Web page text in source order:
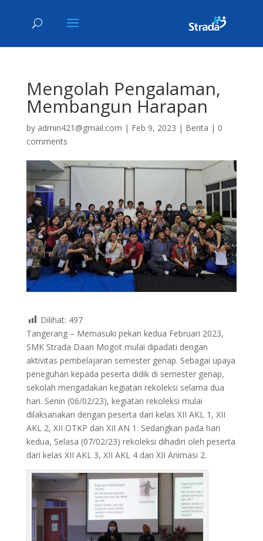
Mengolah Pengalaman,
Membangun Harapan
by admin421@gmail.com | Feb 9, 2023 | Berita | 0
comments
Dilihat: 497
Tangerang – Memasuki pekan kedua Februari 2023,
SMK Strada Daan Mogot mulai dipadati dengan
aktivitas pembelajaran semester genap. Sebagai upaya
peneguhan kepada peserta didik di semester genap,
sekolah mengadakan kegiatan rekoleksi selama dua
hari. Senin (06/02/23), kegiatan rekoleksi mulai
dilaksanakan dengan peserta dari kelas XII AKL 1, XII
AKL 2, XII OTKP dan XII AN 1. Sedangkan pada hari
kedua, Selasa (07/02/23) rekoleksi dihadiri oleh peserta
dari kelas XII AKL 3, XII AKL 4 dan XII Animasi 2.